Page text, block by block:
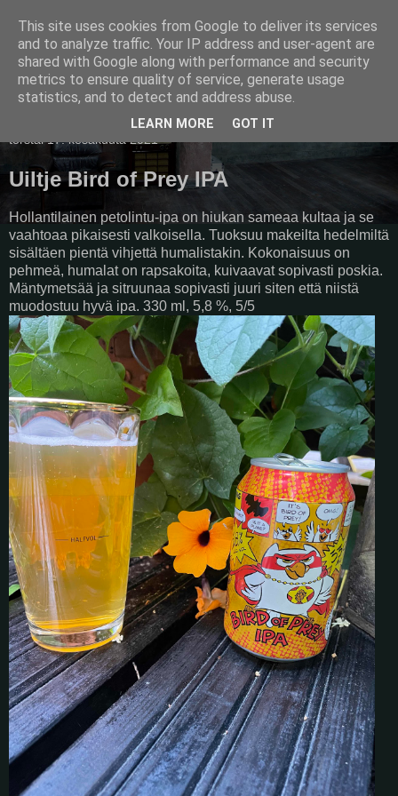
Pullollinen
torstai 17. kesäkuuta 2021
Uiltje Bird of Prey IPA
Hollantilainen petolintu-ipa on hiukan sameaa kultaa ja se
vaahtoaa pikaisesti valkoisella. Tuoksuu makeilta hedelmiltä
sisältäen pientä vihjettä humalistakin. Kokonaisuus on
pehmeä, humalat on rapsakoita, kuivaavat sopivasti poskia.
Mäntymetsää ja sitruunaa sopivasti juuri siten että niistä
muodostuu hyvä ipa. 330 ml, 5,8 %, 5/5
This site uses cookies from Google to deliver its services
and to analyze traffic. Your IP address and user-agent are
shared with Google along with performance and security
metrics to ensure quality of service, generate usage
statistics, and to detect and address abuse.
LEARN MORE GOT IT